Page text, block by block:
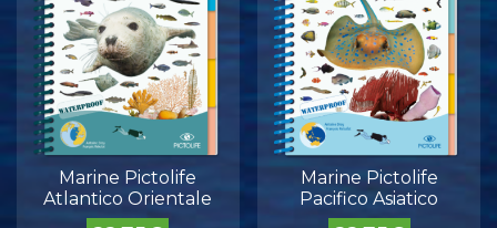
Marine Pictolife
Atlantico Orientale
Marine Pictolife
Pacifico Asiatico